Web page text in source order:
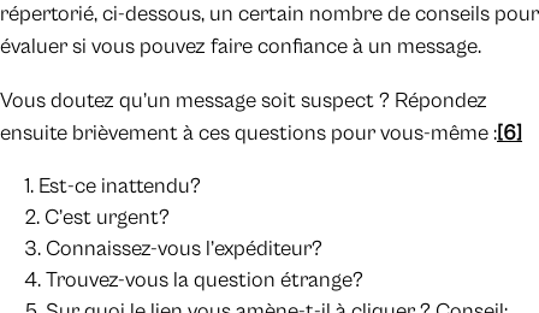
répertorié, ci-dessous, un certain nombre de conseils pour
évaluer si vous pouvez faire confiance à un message.
Vous doutez qu’un message soit suspect ? Répondez
ensuite brièvement à ces questions pour vous-même :[6]
Est-ce inattendu?
C’est urgent?
Connaissez-vous l’expéditeur?
Trouvez-vous la question étrange?